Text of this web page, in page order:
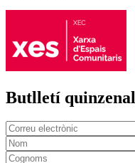
Butlletí quinzenal